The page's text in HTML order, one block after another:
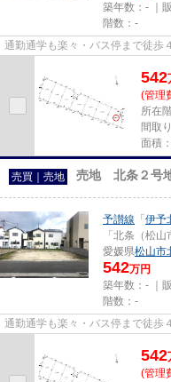
築年数：- ｜
階数：-
通勤通学も楽々・バス停まで徒歩
542
(管理
所在
間取
面積
売買｜売地 売地 北条２号
予讃線 「 伊予
「北条（松
愛媛県松山市
542万円
築年数：- ｜
階数：-
通勤通学も楽々・バス停まで徒歩
542
(管理